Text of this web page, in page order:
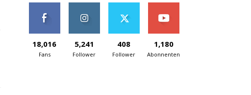
18,016
Fans
5,241
Follower
408
Follower
1,180
Abonnenten